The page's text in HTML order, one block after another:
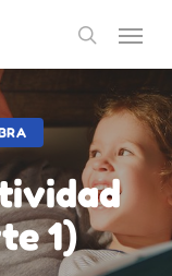
search
Menu
1)